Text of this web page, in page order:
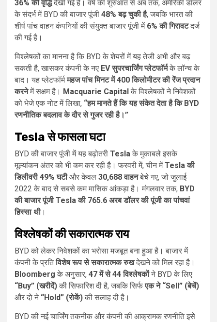
36% की वृद्धिदेखी गई है। वर्ष की शुरुआत से अब तक, अमेरिकी डॉलर
के संदर्भ में BYD की बाजार पूंजी 48% बढ़ चुकी है, जबकि भारत की
शीर्ष पांच वाहन कंपनियों की संयुक्त बाजार पूंजी में 6% की गिरावटदर्ज
की गई है।
विश्लेषकों का मानना है कि BYD के शेयरों में यह तेजी अभी और बढ़
सकती है, खासकर कंपनी के नए EV सुपरचार्जिंग प्लेटफॉर्मके लॉन्च के
बाद। यह प्लेटफॉर्ममहज पांच मिनट में 400 किलोमीटर की रेंज प्रदान
करनेमें सक्षम है। Macquarie Capital के विश्लेषकों ने निवेशकों
को भेजे एक नोट में लिखा, “हम मानते हैं कि यह संकेत देता है कि BYD
रणनीतिक बदलाव के दौर से गुजर रही है।”
Tesla से फासला घटा
BYD की बाजार पूंजी में यह बढ़ोतरी Tesla के मुकाबले इसके
मूल्यांकन अंतर को भी कम कर रही है। फरवरी में, चीन मेंTesla की
डिलीवरी 49% घटीऔर केवल 30,688 वाहनबेचे गए, जो जुलाई
2022 के बाद से सबसे कम मासिक आंकड़ा है। मंगलवार तक, BYD
की बाजार पूंजी Tesla की 765.6 अरब डॉलर की पूंजी का पांचवां
हिस्सा थी।
विश्लेषकों की सकारात्मक राय
BYD को लेकर निवेशकों का भरोसा मजबूत बना हुआ है। बाजार में
कंपनी के प्रतिविशेष रूप से सकारात्मक रुखदेखने को मिल रहा है।
Bloomberg के अनुसार, 47 में से 44 विश्लेषकोंने BYD के लिए
“Buy” (खरीदें) की सिफारिश दी है, जबकि सिर्फएक ने “Sell” (बेचें)
और दो ने “Hold” (रोकें) की सलाह दी है।
BYD की नई चार्जिंग तकनीक और कंपनी की आक्रामक रणनीति इसे